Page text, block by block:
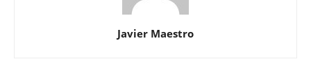
Javier Maestro